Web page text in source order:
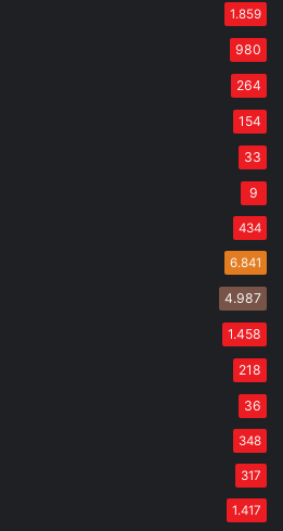
1.859
980
264
154
33
9
434
6.841
4.987
1.458
218
36
348
317
1.417